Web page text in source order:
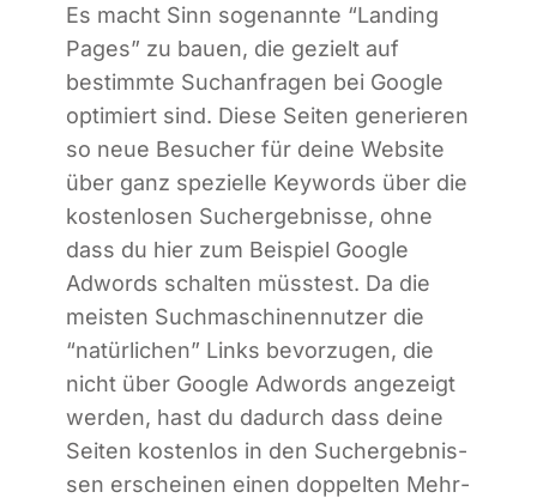
Es macht Sinn soge­nann­te “Landing
Pages” zu bau­en, die gezielt auf
bestimm­te Such­an­fra­gen bei Goog­le
opti­miert sind. Die­se Sei­ten gene­rie­ren
so neue Besu­cher für dei­ne Web­site
über ganz spe­zi­el­le Key­words über die
kos­ten­lo­sen Such­ergeb­nis­se, ohne
dass du hier zum Bei­spiel Goog­le
Adwords schal­ten müss­test. Da die
meis­ten Such­ma­schi­nen­nut­zer die
“natür­li­chen” Links bevor­zu­gen, die
nicht über Goog­le Adwords ange­zeigt
wer­den, hast du dadurch dass dei­ne
Sei­ten kos­ten­los in den Such­ergeb­nis­
sen erschei­nen einen dop­pel­ten Mehr­